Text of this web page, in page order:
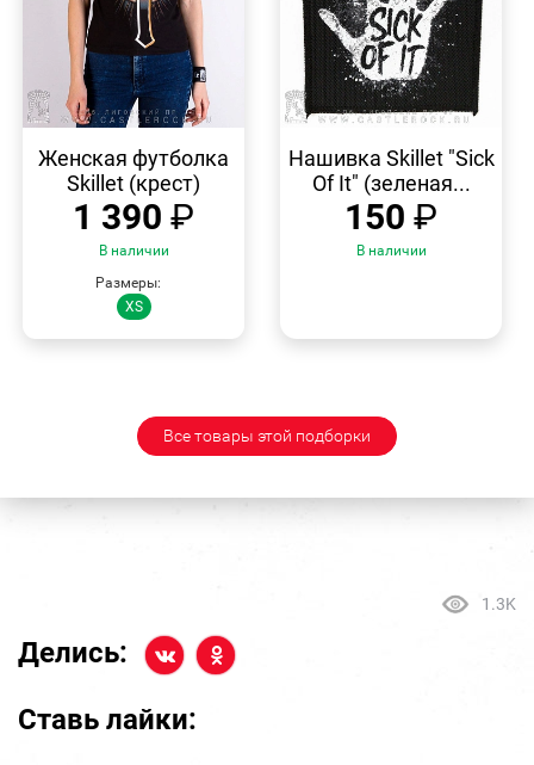
ПРОСМОТР
Женская футболка
Skillet (крест)
1 390 ₽
В наличии
Размеры:
XS
ПРОСМОТР
Нашивка Skillet "Sick
Of It" (зеленая...
150 ₽
В наличии
Все товары этой подборки
1.3K
Делись:
Ставь лайки: